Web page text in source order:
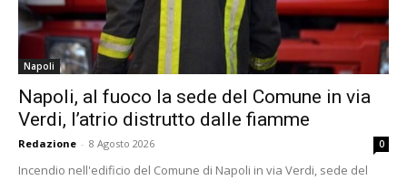
Napoli
Napoli, al fuoco la sede del Comune in via
Verdi, l’atrio distrutto dalle fiamme
Redazione - 8 Agosto 2026 0
Incendio nell'edificio del Comune di Napoli in via Verdi, sede del